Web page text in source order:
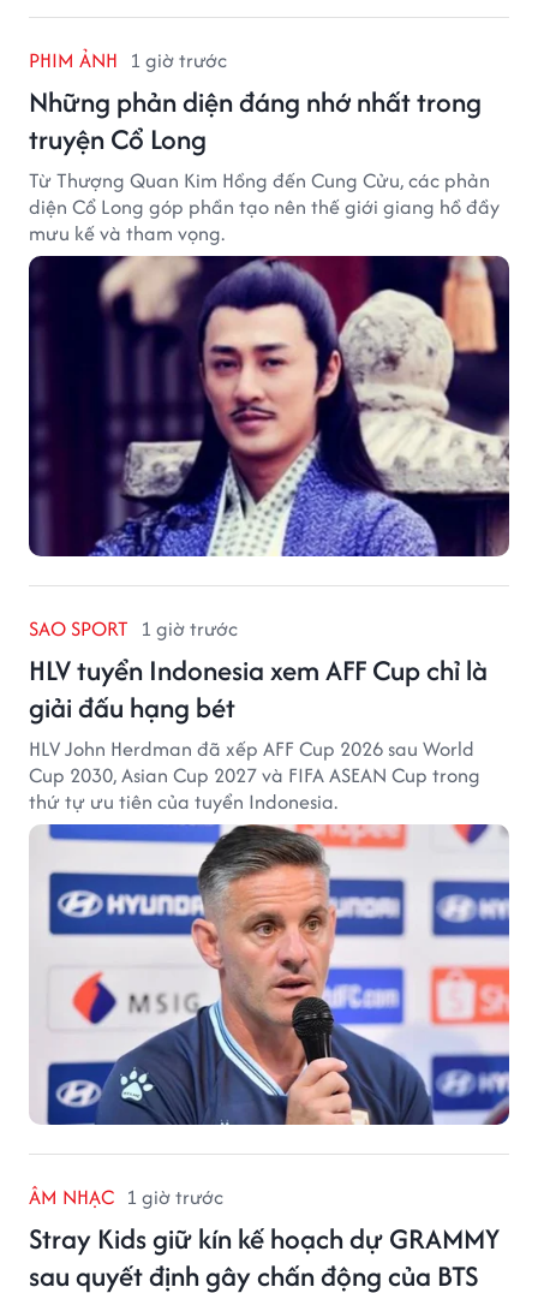
Việt Nam
Bom tấn từng lập kỷ lục phòng vé Việt Nam sẽ tái xuất
màn ảnh rộng từ ngày 25/9/2026 với phiên bản đặc
biệt.
PHIM ẢNH 1 giờ trước
truyện Cổ Long
Từ Thượng Quan Kim Hồng đến Cung Cửu, các phản
diện Cổ Long góp phần tạo nên thế giới giang hồ đầy
mưu kế và tham vọng.
SAO SPORT 1 giờ trước
giải đấu hạng bét
HLV John Herdman đã xếp AFF Cup 2026 sau World
Cup 2030, Asian Cup 2027 và FIFA ASEAN Cup trong